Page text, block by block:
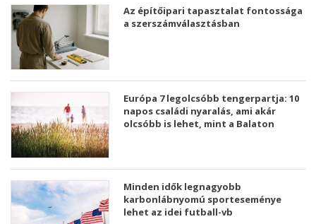
Az építőipari tapasztalat fontossága
a szerszámválasztásban
Európa 7 legolcsóbb tengerpartja: 10
napos családi nyaralás, ami akár
olcsóbb is lehet, mint a Balaton
Minden idők legnagyobb
karbonlábnyomú sporteseménye
lehet az idei futball-vb